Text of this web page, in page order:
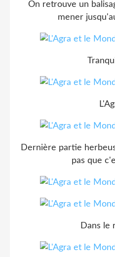
On retrouve un
mener
Dernière partie
pas que
Dans le